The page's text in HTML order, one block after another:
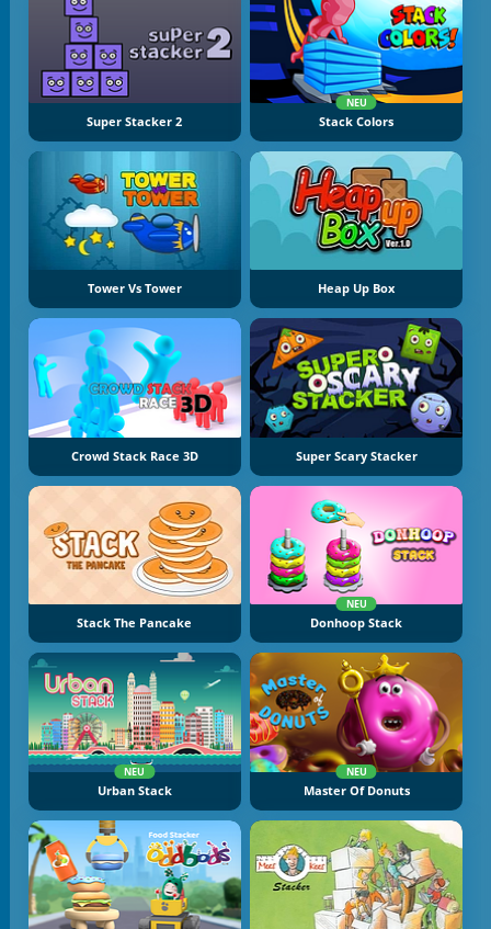
Super Stacker 2
NEU
Stack Colors
Tower Vs Tower Heap Up Box
Crowd Stack Race 3D Super Scary Stacker
Stack The Pancake
NEU
Donhoop Stack
NEU
Urban Stack
NEU
Master Of Donuts